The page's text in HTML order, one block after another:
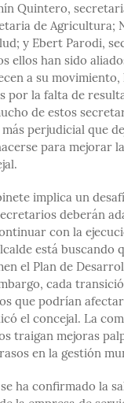
Quintero,
de Agricultura;
y Ebert Parodi,
ellos han sido
a su movimiento,
por la falta de
de estos
perjudicial que
para mejorar
implica un
deberán
con la
está buscando
el Plan de
cada
que podrían
el concejal. La
traigan mejoras
en la gestión
ha confirmado la